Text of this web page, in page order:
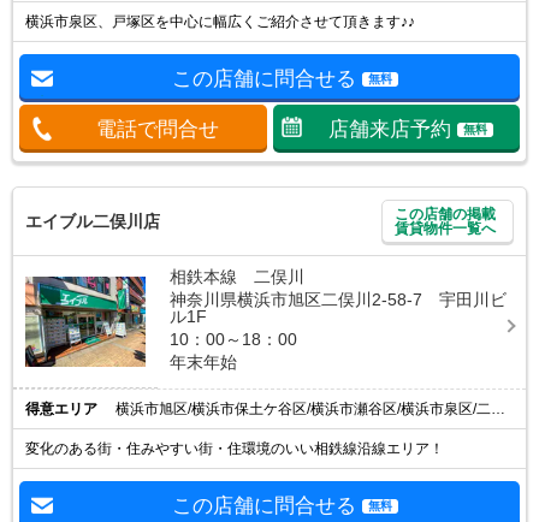
横浜市泉区、戸塚区を中心に幅広くご紹介させて頂きます♪♪
この店舗に問合せる 無料
電話で問合せ 店舗来店予約 無料
エイブル二俣川店
この店舗の掲載
賃貸物件一覧へ
相鉄本線 二俣川
神奈川県横浜市旭区二俣川2-58-7 宇田川ビ
ル1F
10：00～18：00
年末年始
得意エリア 横浜市旭区/横浜市保土ケ谷区/横浜市瀬谷区/横浜市泉区/二俣川駅
変化のある街・住みやすい街・住環境のいい相鉄線沿線エリア！
この店舗に問合せる 無料